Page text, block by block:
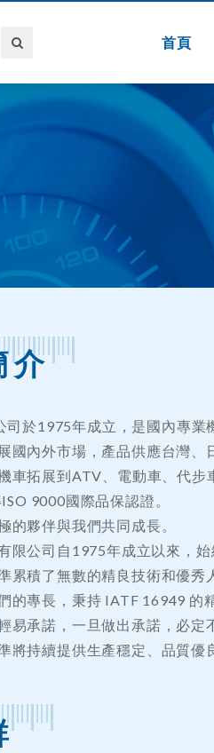
首頁
介
司於1975年成立，是國內專業
國內外市場，產品供應台灣、
車拓展到ATV、電動車、代步
9000國際品保認證。
的夥伴與我們共同成長。
限公司自1975年成立以來，
累積了無數的精良技術和優秀
的專長，秉持 IATF 16949 的
易承諾，一旦做出承諾，必定
將持續提供生產穩定、品質優